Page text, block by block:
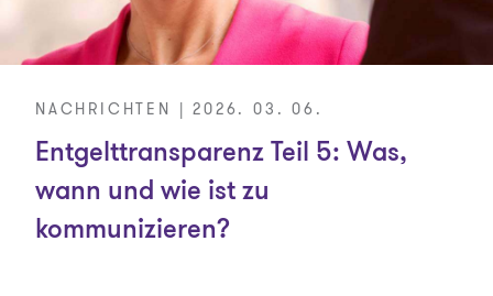
NACHRICHTEN | 2026. 03. 06.
Entgelttransparenz Teil 5: Was,
wann und wie ist zu
kommunizieren?